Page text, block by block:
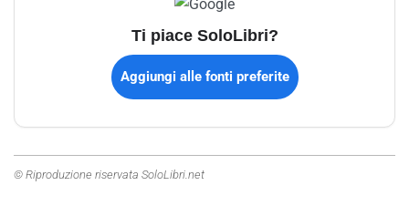
Ti piace SoloLibri?
Aggiungi alle fonti preferite
© Riproduzione riservata SoloLibri.net